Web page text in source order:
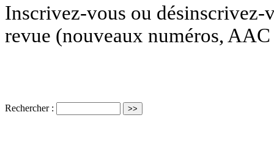
Inscrivez-vous ou
revue (nouveaux numéros,
Rechercher :